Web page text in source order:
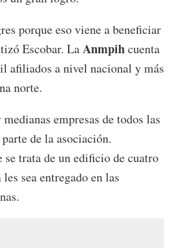
porque eso viene a beneficiar
Escobar. LaAnmpihcuenta
afiliados a nivel nacional y más
norte.
empresas de todos las
de la asociación.
se trata de un edificio de cuatro
sea entregado en las